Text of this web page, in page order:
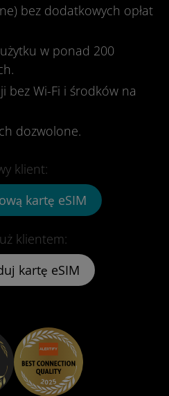
bez dodatkowych opłat
w ponad 200
bez Wi-Fi i środków na
dozwolone.
klientem:
kartę eSIM
klient:
kartę eSIM